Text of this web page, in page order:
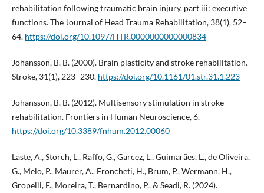
rehabilitation following traumatic brain injury, part iii: executive
functions. The Journal of Head Trauma Rehabilitation, 38(1), 52–
64. https://doi.org/10.1097/HTR.0000000000000834
Johansson, B. B. (2000). Brain plasticity and stroke rehabilitation.
Stroke, 31(1), 223–230. https://doi.org/10.1161/01.str.31.1.223
Johansson, B. B. (2012). Multisensory stimulation in stroke
rehabilitation. Frontiers in Human Neuroscience, 6.
https://doi.org/10.3389/fnhum.2012.00060
Laste, A., Storch, L., Raffo, G., Garcez, L., Guimarães, L., de Oliveira,
G., Melo, P., Maurer, A., Froncheti, H., Brum, P., Wermann, H.,
Gropelli, F., Moreira, T., Bernardino, P., & Seadi, R. (2024).